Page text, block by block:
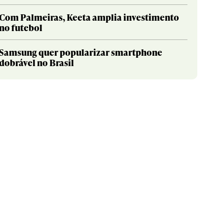
Palmeiras, Keeta amplia investimento
futebol
quer popularizar smartphone
no Brasil